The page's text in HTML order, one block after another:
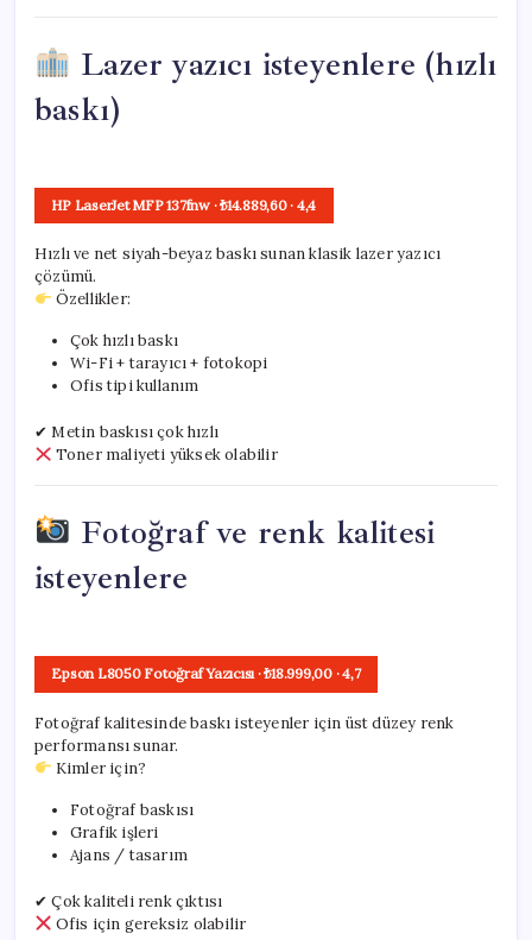
Lazer yazıcı isteyenlere (hızlı
baskı)
HP LaserJet MFP 137fnw· ₺14.889,60· 4,4
Hızlı ve net siyah-beyaz baskı sunan klasik lazer yazıcı
çözümü.
Özellikler:
Çok hızlı baskı
Wi-Fi + tarayıcı + fotokopi
Ofis tipi kullanım
✔ Metin baskısı çok hızlı
Toner maliyeti yüksek olabilir
Fotoğraf ve renk kalitesi
isteyenlere
Epson L8050 Fotoğraf Yazıcısı· ₺18.999,00·4,7
Fotoğraf kalitesinde baskı isteyenler için üst düzey renk
performansı sunar.
Kimler için?
Fotoğraf baskısı
Grafik işleri
Ajans / tasarım
✔ Çok kaliteli renk çıktısı
Ofis için gereksiz olabilir